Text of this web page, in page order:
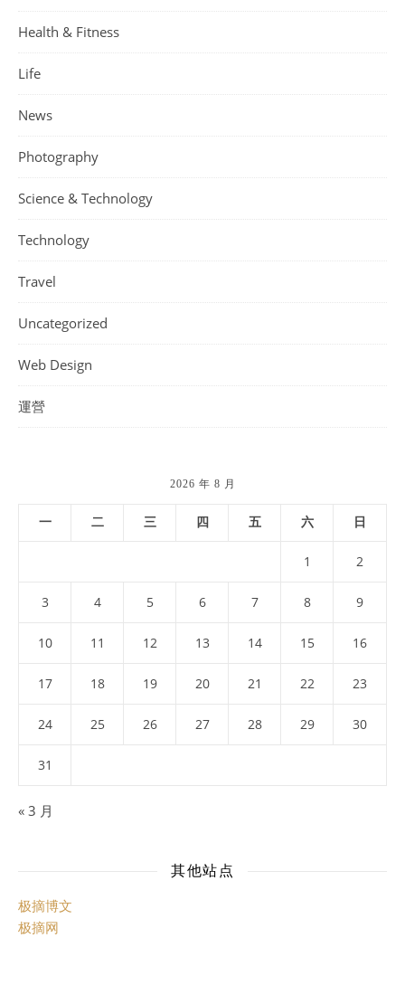
Health & Fitness
Life
News
Photography
Science & Technology
Technology
Travel
Uncategorized
Web Design
運營
2026 年 8 月
一 二 三 四 五 六 日
1 2
3 4 5 6 7 8 9
10 11 12 13 14 15 16
17 18 19 20 21 22 23
24 25 26 27 28 29 30
31
« 3 月
其他站点
极摘博文
极摘网